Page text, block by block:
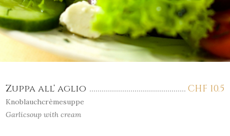
CHF 10.5
Zuppa all‘ aglio
Knoblauchcrèmesuppe
Garlicsoup with cream